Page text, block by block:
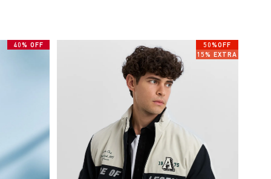
40% OFF
50%OFF
15% EXTRA